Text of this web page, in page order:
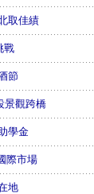
取佳績
戰
節
景觀跨橋
學金
際市場
地